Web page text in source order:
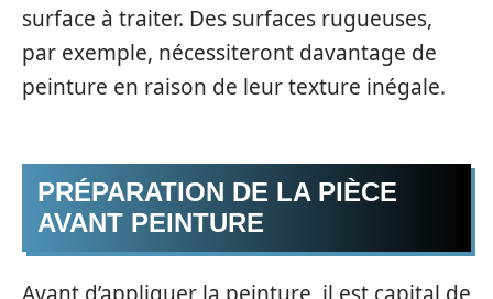
surface à traiter. Des surfaces rugueuses,
par exemple, nécessiteront davantage de
peinture en raison de leur texture inégale.
PRÉPARATION DE LA PIÈCE
AVANT PEINTURE
Avant d’appliquer la peinture, il est capital de